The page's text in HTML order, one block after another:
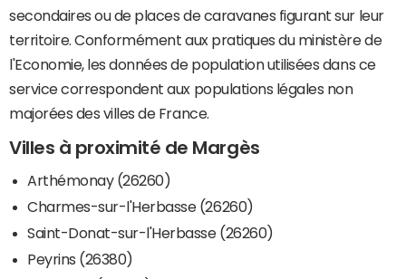
secondaires ou de places de caravanes figurant sur leur
territoire. Conformément aux pratiques du ministère de
l'Economie, les données de population utilisées dans ce
service correspondent aux populations légales non
majorées des villes de France.
Villes à proximité de Margès
Arthémonay (26260)
Charmes-sur-l'Herbasse (26260)
Saint-Donat-sur-l'Herbasse (26260)
Peyrins (26380)